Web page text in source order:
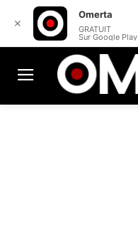
✕
Omerta
GRATUIT
Sur Google Play